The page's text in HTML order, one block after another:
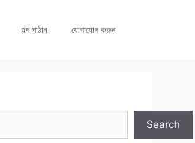
গল্প পাঠান যোগাযোগ করুন
Search